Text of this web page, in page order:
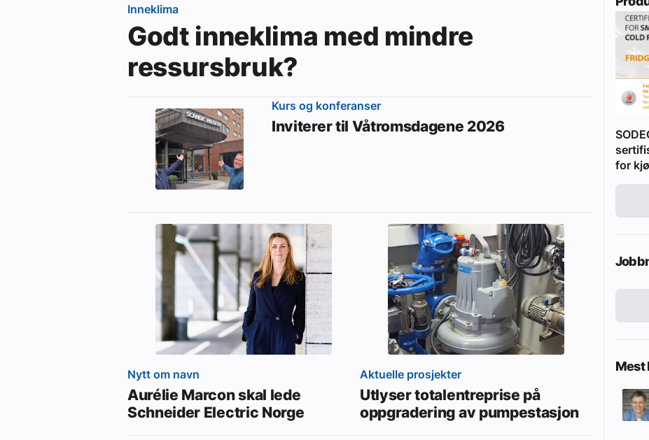
Inneklima
Godt inneklima med mindre
ressursbruk?
Kurs og konferanser
Inviterer til Våtromsdagene 2026
Nytt om navn
Aurélie Marcon skal lede
Schneider Electric Norge
Aktuelle prosjekter
Utlyser totalentreprise på
oppgradering av pumpestasjon
for
Mest